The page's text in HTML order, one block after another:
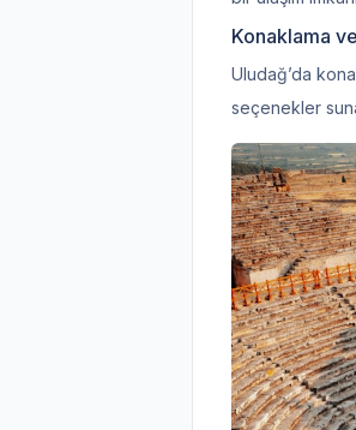
Konaklama
Uludağ’da
seçenekler